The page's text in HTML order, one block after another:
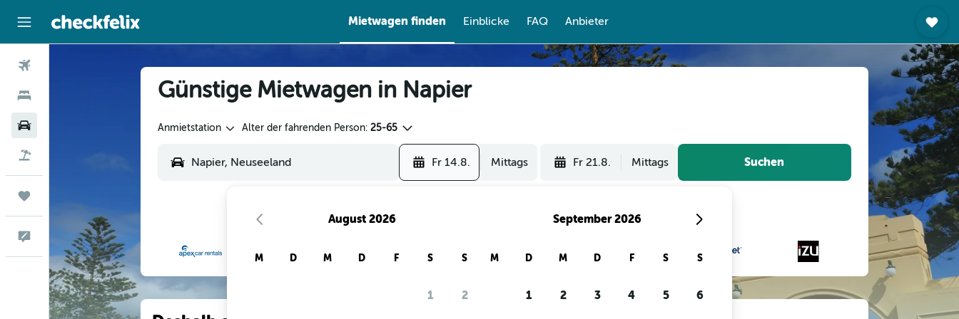
Mietwagen finden Einblicke FAQ Anbieter
Feedback
Günstige Mietwagen in Napier
Anmietstation Alter der fahrenden Person: 25-65
Fr 14.8. Mittags Fr 21.8. Mittags Suchen
August 2026
M D M D F S S
1 2
September 2026
M D M D F S S
1 2 3 4 5 6